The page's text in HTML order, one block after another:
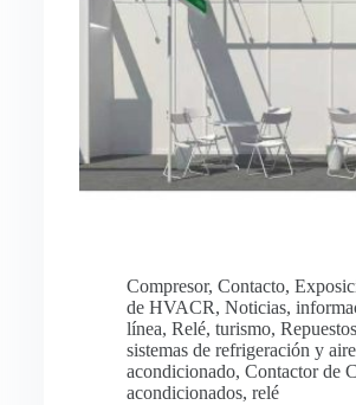
Compresor, Contacto,
de HVACR, Noticias,
línea, Relé, turismo,
sistemas de refrigeración y aire
acondicionado, Contactor de
acondicionados, relé